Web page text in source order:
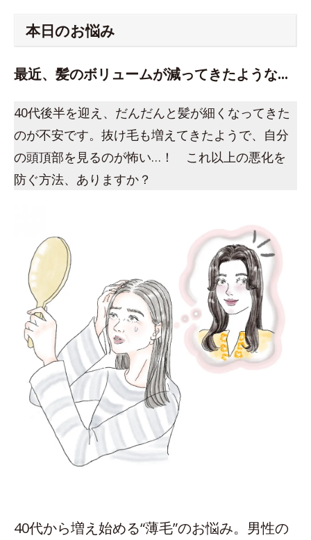
本日のお悩み
最近、髪のボリュームが減ってきたような…
40代後半を迎え、だんだんと髪が細くなってきた
のが不安です。抜け毛も増えてきたようで、自分
の頭頂部を見るのが怖い…！ これ以上の悪化を
防ぐ方法、ありますか？
40代から増え始める“薄毛”のお悩み。男性の